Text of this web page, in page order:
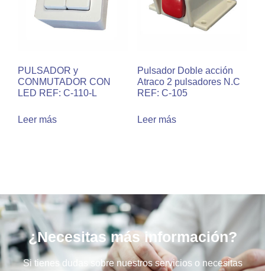
PULSADOR y
CONMUTADOR CON
LED REF: C-110-L
Leer más
Pulsador Doble acción
Atraco 2 pulsadores N.C
REF: C-105
Leer más
¿Necesitas más información?
Si tienes dudas sobre nuestros servicios o necesitas